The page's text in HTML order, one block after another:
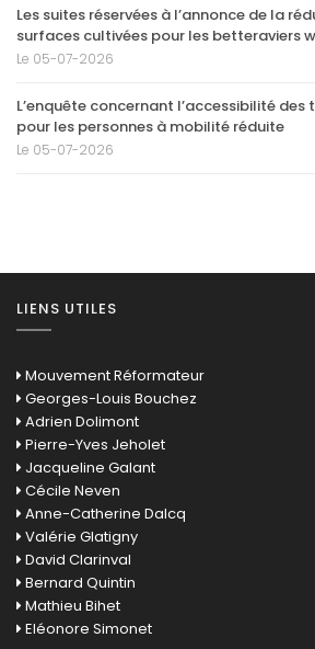
Les suites réservées à l’annonce de la
surfaces cultivées pour les betteraviers
Le 05-07-2026
L’enquête concernant l’accessibilité
pour les personnes à mobilité réduite
Le 05-07-2026
LIENS UTILES
Mouvement Réformateur
Georges-Louis Bouchez
Adrien Dolimont
Pierre-Yves Jeholet
Jacqueline Galant
Cécile Neven
Anne-Catherine Dalcq
Valérie Glatigny
David Clarinval
Bernard Quintin
Mathieu Bihet
Eléonore Simonet